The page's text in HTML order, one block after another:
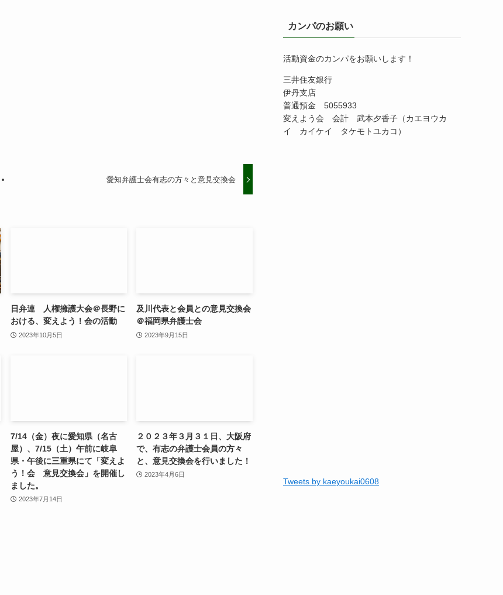
愛知弁護士会有志の方々と意見交換会
日弁連 人権擁護大会＠長野に
おける、変えよう！会の活動
2023年10月5日
及川代表と会員との意見交換会
＠福岡県弁護士会
2023年9月15日
7/14（金）夜に愛知県（名古
屋）、7/15（土）午前に岐阜
県・午後に三重県にて「変えよ
う！会 意見交換会」を開催し
ました。
2023年7月14日
２０２３年３月３１日、大阪府
で、有志の弁護士会員の方々
と、意見交換会を行いました！
2023年4月6日
カンパのお願い
活動資金のカンパをお願いします！
三井住友銀行
伊丹支店
普通預金 5055933
変えよう会 会計 武本夕香子（カエヨウカ
イ カイケイ タケモトユカコ）
Tweets by kaeyoukai0608